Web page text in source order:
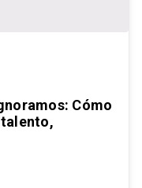
Cómo